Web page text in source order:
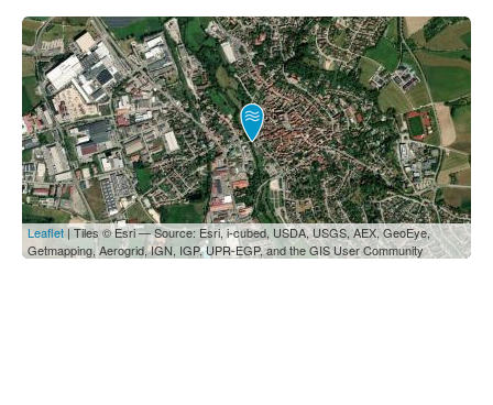
Leaflet| Tiles © Esri — Source: Esri, i-cubed, USDA, USGS, AEX, GeoEye,
Getmapping, Aerogrid, IGN, IGP, UPR-EGP, and the GIS User Community